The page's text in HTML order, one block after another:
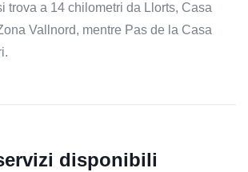
trova a 14 chilometri da Llorts, Casa
Vallnord, mentre Pas de la Casa
disponibili